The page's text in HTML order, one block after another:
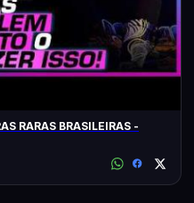
RARAS BRASILEIRAS -